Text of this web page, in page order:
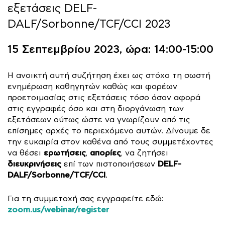
εξετάσεις DELF-
DALF/Sorbonne/TCF/CCI 2023
15 Σεπτεμβρίου 2023, ώρα: 14:00-15:00
Η ανοικτή αυτή συζήτηση έχει ως στόχο τη σωστή
ενημέρωση καθηγητών καθώς και φορέων
προετοιμασίας στις εξετάσεις τόσο όσον αφορά
στις εγγραφές όσο και στη διοργάνωση των
εξετάσεων ούτως ώστε να γνωρίζουν από τις
επίσημες αρχές το περιεχόμενο αυτών. Δίνουμε δε
την ευκαιρία στον καθένα από τους συμμετέχοντες
να θέσει ερωτήσεις, απορίες, να ζητήσει
διευκρινήσεις επί των πιστοποιήσεων DELF-
DALF/Sorbonne/TCF/CCI.
Για τη συμμετοχή σας εγγραφείτε εδώ:
zoom.us/webinar/register